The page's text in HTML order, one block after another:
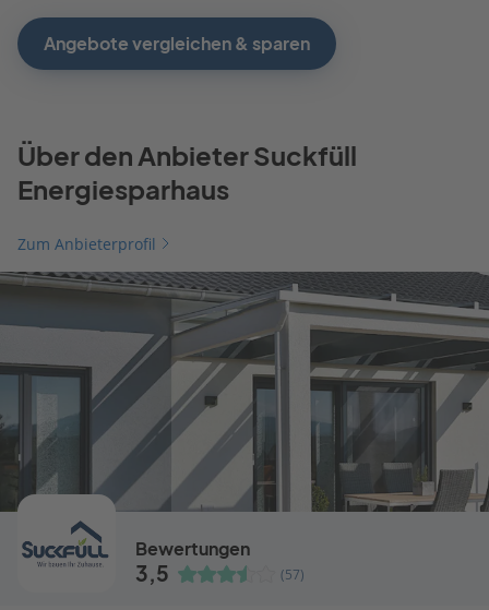
Angebote vergleichen & sparen
Über den Anbieter Suckfüll
Energiesparhaus
Zum Anbieterprofil
Bewertungen
3,5 (57)